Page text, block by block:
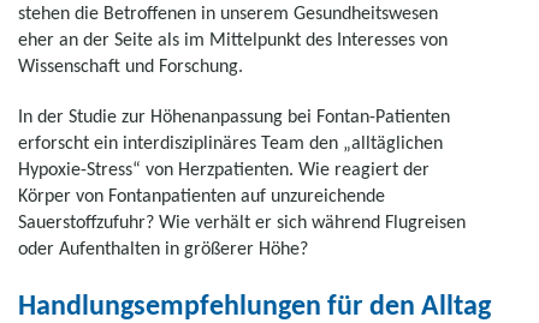
stehen die Betroffenen in unserem Gesundheitswesen
eher an der Seite als im Mittelpunkt des Interesses von
Wissenschaft und Forschung.
In der Studie zur Höhenanpassung bei Fontan-Patienten
erforscht ein interdisziplinäres Team den „alltäglichen
Hypoxie-Stress“ von Herzpatienten. Wie reagiert der
Körper von Fontanpatienten auf unzureichende
Sauerstoffzufuhr? Wie verhält er sich während Flugreisen
oder Aufenthalten in größerer Höhe?
Handlungsempfehlungen für den Alltag